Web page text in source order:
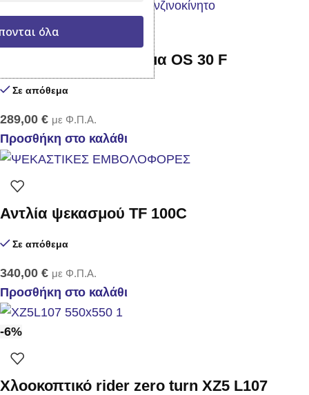
Ψεκαστικό συγκρότημα OS 30 F
Σε απόθεμα
289,00 € με Φ.Π.Α.
Προσθήκη στο καλάθι
Αντλία ψεκασμού TF 100C
Σε απόθεμα
340,00 € με Φ.Π.Α.
Προσθήκη στο καλάθι
-6%
Χλοοκοπτικό rider zero turn XZ5 L107
όλα